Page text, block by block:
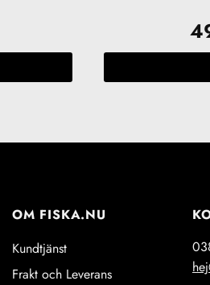
OM FISKA.NU
Kundtjänst
Frakt och Leverans